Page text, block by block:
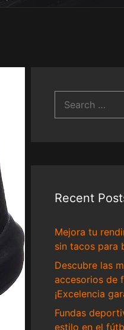
for:
Recent
Mejora tu
sin tacos para
Descubre las
accesorios de
¡Excelencia
Fundas
estilo en el